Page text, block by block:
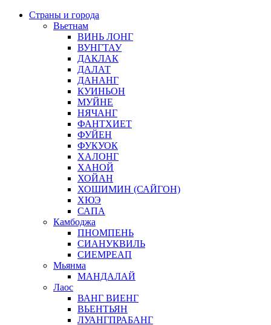
Страны и города
Вьетнам
ВИНЬ ЛОНГ
ВУНГТАУ
ДАКЛАК
ДАЛАТ
ДАНАНГ
КУИНЬОН
МУЙНЕ
НЯЧАНГ
ФАНТХИЕТ
ФУЙЕН
ФУКУОК
ХАЛОНГ
ХАНОЙ
ХОЙАН
ХОШИМИН (САЙГОН)
ХЮЭ
САПА
Камбоджа
ПНОМПЕНЬ
СИАНУКВИЛЬ
СИЕМРЕАП
Мьянма
МАНДАЛАЙ
Лаос
ВАНГ ВИЕНГ
ВЬЕНТЬЯН
ЛУАНГПРАБАНГ